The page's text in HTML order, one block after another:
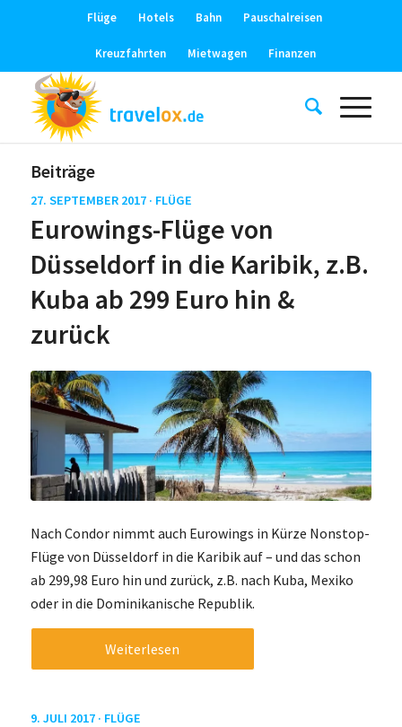
Flüge Hotels Bahn Pauschalreisen
Kreuzfahrten Mietwagen Finanzen
Beiträge
27. SEPTEMBER 2017 · FLÜGE
Eurowings-Flüge von
Düsseldorf in die Karibik, z.B.
Kuba ab 299 Euro hin &
zurück
Nach Condor nimmt auch Eurowings in Kürze Nonstop-
Flüge von Düsseldorf in die Karibik auf – und das schon
ab 299,98 Euro hin und zurück, z.B. nach Kuba, Mexiko
oder in die Dominikanische Republik.
Weiterlesen
9. JULI 2017 · FLÜGE